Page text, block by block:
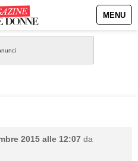
MENU
2015 alle 12:07 da